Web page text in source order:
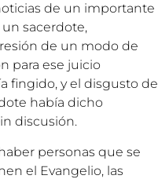
de un importante
sacerdote,
de un modo de
para ese juicio
fingido, y el disgusto de
había dicho
discusión.
personas que se
el Evangelio, las